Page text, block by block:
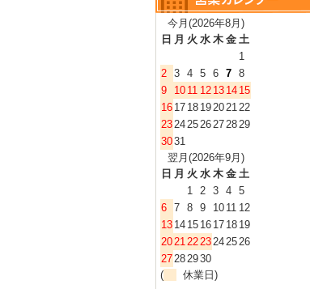
今月(2026年8月)
日 月 火 水 木 金 土
1
2 3 4 5 6 7 8
9
10 11 12 13 14 15
16 17 18 19202122
23242526272829
3031
翌月(2026年9月)
日 月 火 水 木 金 土
1 2 3 4 5
6 7 8 9 10 11 12
13 14 15 16 17 18 19
20212223242526
27282930
(
休業日)